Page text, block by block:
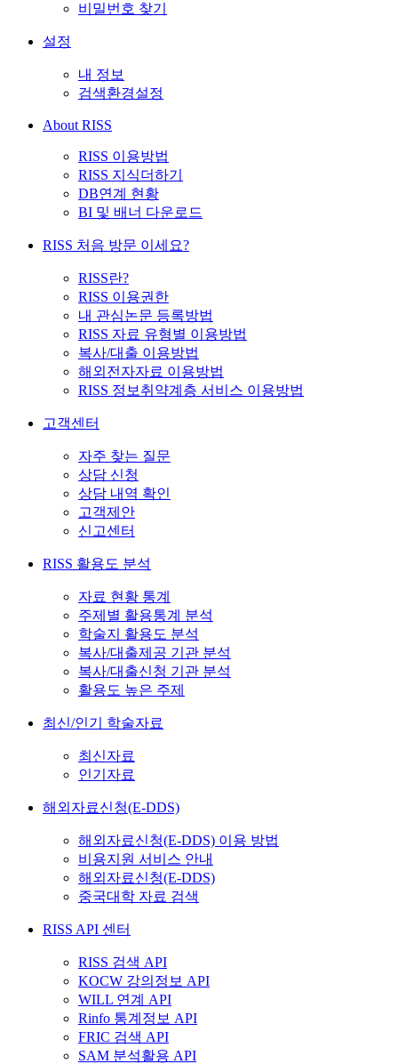
비밀번호 찾기
설정
내 정보
검색환경설정
About RISS
RISS 이용방법
RISS 지식더하기
DB연계 현황
BI 및 배너 다운로드
RISS 처음 방문 이세요?
RISS란?
RISS 이용권한
내 관심논문 등록방법
RISS 자료 유형별 이용방법
복사/대출 이용방법
해외전자자료 이용방법
RISS 정보취약계층 서비스 이용방법
고객센터
자주 찾는 질문
상담 신청
상담 내역 확인
고객제안
신고센터
RISS 활용도 분석
자료 현황 통계
주제별 활용통계 분석
학술지 활용도 분석
복사/대출제공 기관 분석
복사/대출신청 기관 분석
활용도 높은 주제
최신/인기 학술자료
최신자료
인기자료
해외자료신청(E-DDS)
해외자료신청(E-DDS) 이용 방법
비용지원 서비스 안내
해외자료신청(E-DDS)
중국대학 자료 검색
RISS API 센터
RISS 검색 API
KOCW 강의정보 API
WILL 연계 API
Rinfo 통계정보 API
FRIC 검색 API
SAM 분석활용 API